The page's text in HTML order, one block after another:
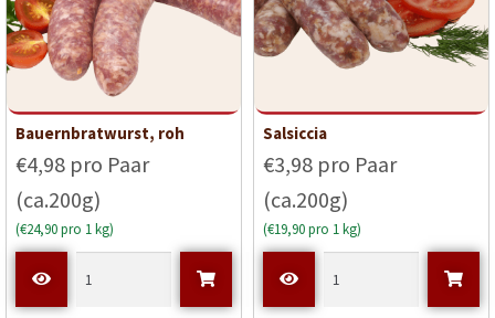
Bauernbratwurst, roh
€4,98 pro Paar
(ca.200g)
(€24,90 pro 1 kg)
Salsiccia
€3,98 pro Paar
(ca.200g)
(€19,90 pro 1 kg)